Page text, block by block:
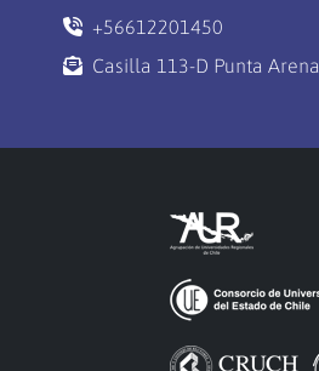
+56612201450
Casilla 113-D Punta